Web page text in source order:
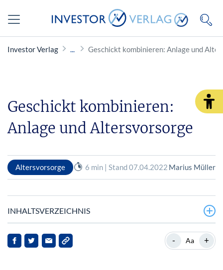
Investor Verlag Geschickt kombinieren: Anlage und
Geschickt kombinieren:
Anlage und Altersvorsorge
Altersvorsorge 6 min | Stand 07.04.2022 Marius Müller
INHALTSVERZEICHNIS
Fondsgebundene Rentenversicherung: Flexibilität und
Steuervorteile
- Aa +